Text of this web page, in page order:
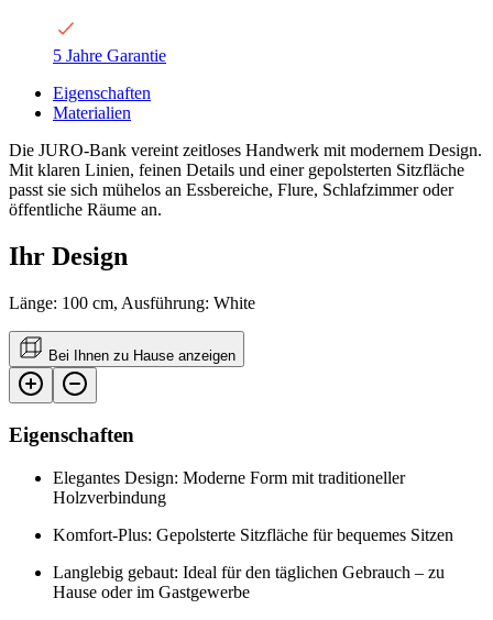
5 Jahre Garantie
Eigenschaften
Materialien
Die JURO-Bank vereint zeitloses Handwerk mit modernem Design.
Mit klaren Linien, feinen Details und einer gepolsterten Sitzfläche
passt sie sich mühelos an Essbereiche, Flure, Schlafzimmer oder
öffentliche Räume an.
Ihr Design
Länge: 100 cm, Ausführung: White
Bei Ihnen zu Hause anzeigen
Eigenschaften
Elegantes Design: Moderne Form mit traditioneller
Holzverbindung
Komfort-Plus: Gepolsterte Sitzfläche für bequemes Sitzen
Langlebig gebaut: Ideal für den täglichen Gebrauch – zu
Hause oder im Gastgewerbe